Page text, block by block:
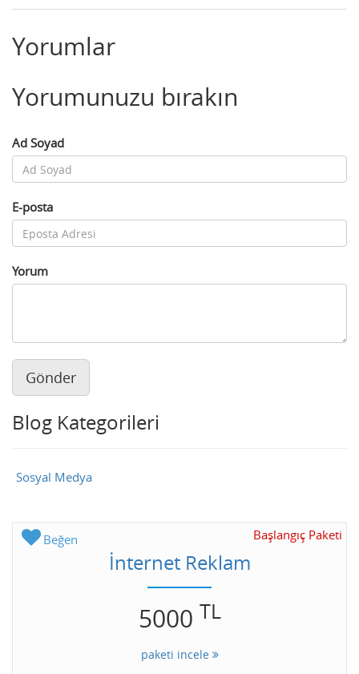
Yorumlar
Yorumunuzu bırakın
Ad Soyad
E-posta
Yorum
Gönder
Blog Kategorileri
Sosyal Medya
Beğen Başlangıç Paketi
İnternet Reklam
5000 TL
paketi incele